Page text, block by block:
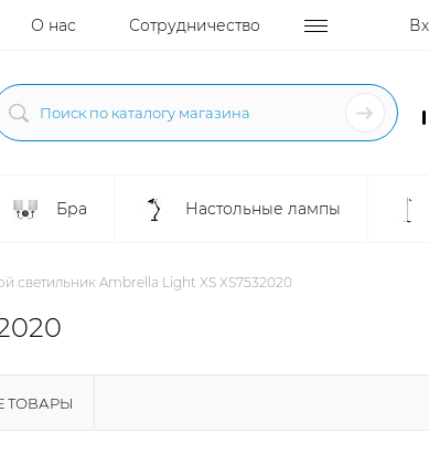
О нас Сотрудничество
Бра Настольные лампы
светильник Ambrella Light XS XS7532020
ТОВАРЫ